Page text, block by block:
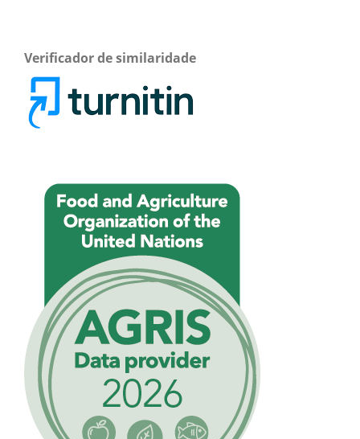
Verificador de similaridade